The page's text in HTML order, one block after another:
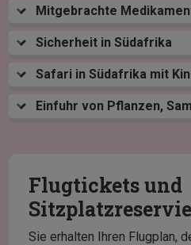
Flugtickets und
Sie erhalten Ihren Flugplan,
Mitgebrachte
Sicherheit in Südafrika
Safari in Südafrika mit
Einfuhr von Pflanzen,